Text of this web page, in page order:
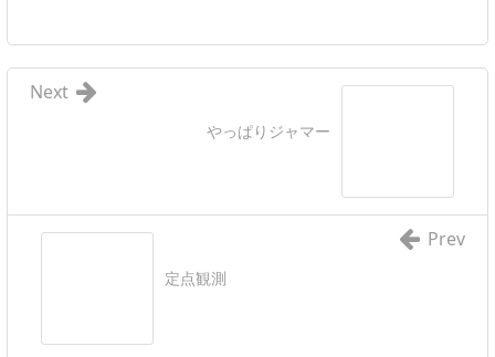
やっぱりジャマー
Next
定点観測
Prev